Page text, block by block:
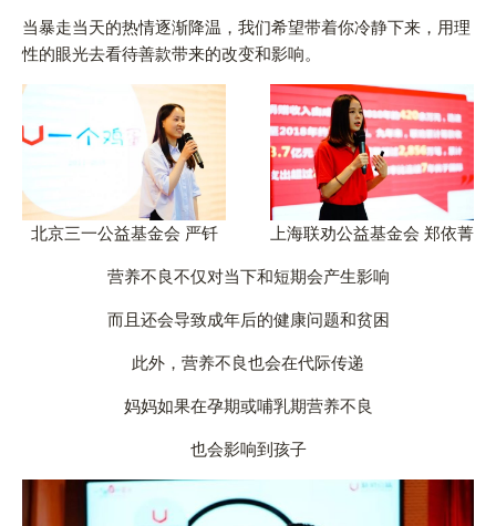
当暴走当天的热情逐渐降温，我们希望带着你冷静下来，用理
性的眼光去看待善款带来的改变和影响。
北京三一公益基金会 严钎 上海联劝公益基金会 郑依菁
营养不良不仅对当下和短期会产生影响
而且还会导致成年后的健康问题和贫困
此外，营养不良也会在代际传递
妈妈如果在孕期或哺乳期营养不良
也会影响到孩子